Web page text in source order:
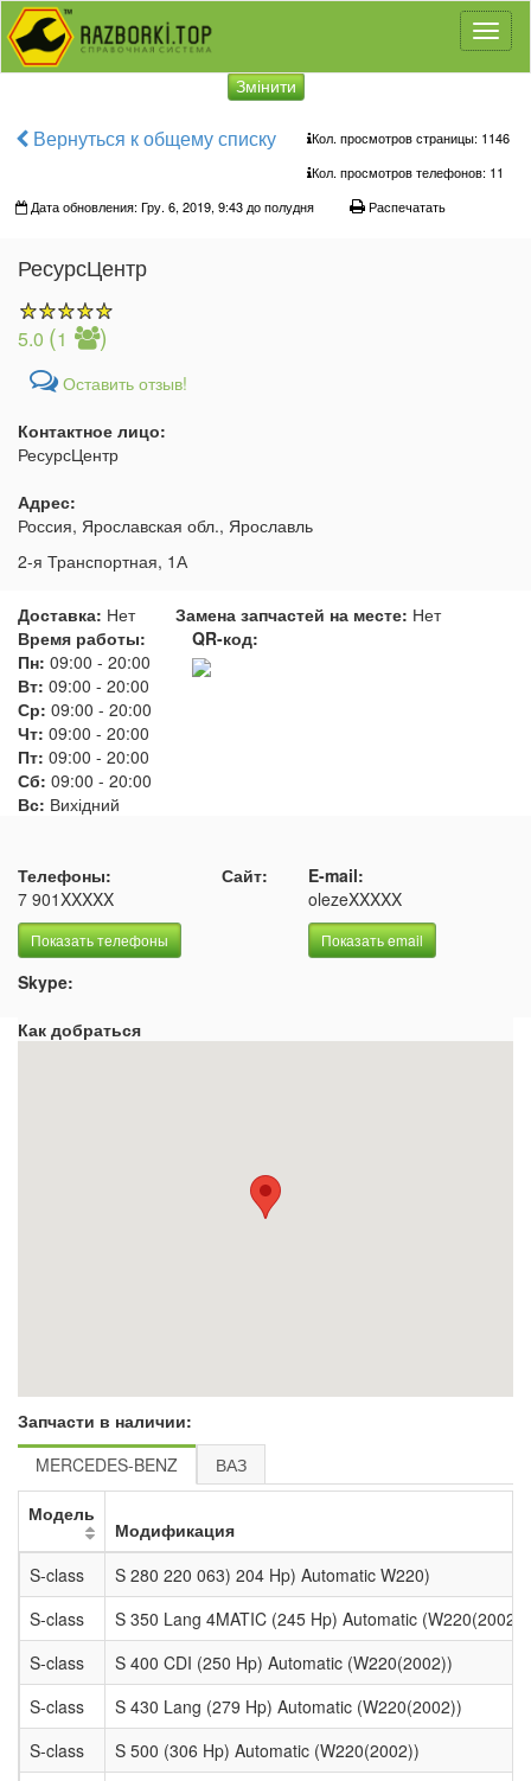
Змінити
Вернуться к общему списку
Кол. просмотров страницы: 1146
Кол. просмотров телефонов: 11
Дата обновления: Гру. 6, 2019, 9:43 до полудня
Распечатать
РесурсЦентр
5.0 (1 )
Оставить отзыв!
Контактное лицо:
РесурсЦентр
Адрес:
Россия, Ярославская обл., Ярославль
2-я Транспортная, 1А
Доставка: Нет Замена запчастей на месте: Нет
Время работы:
Пн: 09:00 - 20:00
Вт: 09:00 - 20:00
Ср: 09:00 - 20:00
Чт: 09:00 - 20:00
Пт: 09:00 - 20:00
Сб: 09:00 - 20:00
Вс: Вихідний
QR-код:
Телефоны:
7 901XXXXX
Показать телефоны
Сайт:
E-mail:
olezeXXXXX
Показать email
Skype:
Как добраться
Запчасти в наличии:
MERCEDES-BENZ
ВАЗ
Модель
Модификация
S-class
S 280 220 063) 204 Hp) Automatic W220)
S-class
S 350 Lang 4MATIC (245 Hp) Automatic (W220(2002))
S-class
S 400 CDI (250 Hp) Automatic (W220(2002))
S-class
S 430 Lang (279 Hp) Automatic (W220(2002))
S-class
S 500 (306 Hp) Automatic (W220(2002))